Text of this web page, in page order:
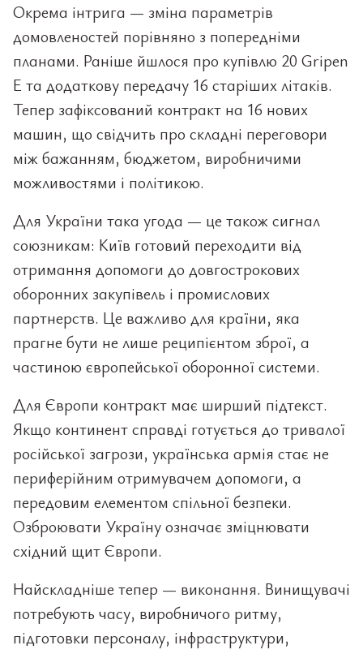
Окрема інтрига — зміна параметрів
домовленостей порівняно з попередніми
планами. Раніше йшлося про купівлю 20 Gripen
E та додаткову передачу 16 старіших літаків.
Тепер зафіксований контракт на 16 нових
машин, що свідчить про складні переговори
між бажанням, бюджетом, виробничими
можливостями і політикою.
Для України така угода — це також сигнал
союзникам: Київ готовий переходити від
отримання допомоги до довгострокових
оборонних закупівель і промислових
партнерств. Це важливо для країни, яка
прагне бути не лише реципієнтом зброї, а
частиною європейської оборонної системи.
Для Європи контракт має ширший підтекст.
Якщо континент справді готується до тривалої
російської загрози, українська армія стає не
периферійним отримувачем допомоги, а
передовим елементом спільної безпеки.
Озброювати Україну означає зміцнювати
східний щит Європи.
Найскладніше тепер — виконання. Винищувачі
потребують часу, виробничого ритму,
підготовки персоналу, інфраструктури,